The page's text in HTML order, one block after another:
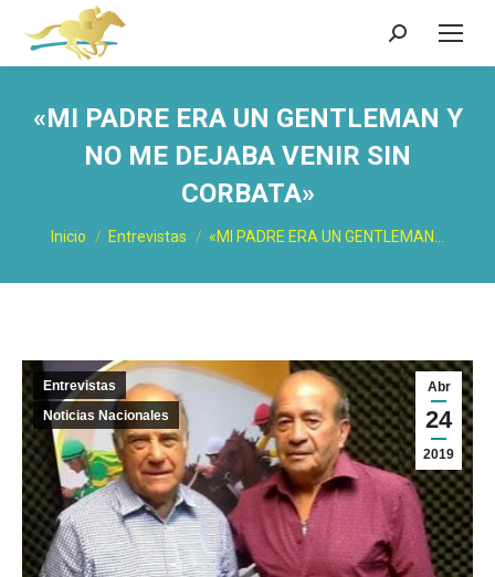
Buscar:
«MI PADRE ERA UN GENTLEMAN Y
NO ME DEJABA VENIR SIN
CORBATA»
Estás aquí:
Inicio Entrevistas «MI PADRE ERA UN GENTLEMAN…
Abr
24
2019
Entrevistas
Noticias Nacionales